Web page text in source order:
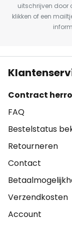
uitschrijven door
klikken of een
Contract
FAQ
Bestelstatus
Retourneren
Contact
Verzendkosten
Account